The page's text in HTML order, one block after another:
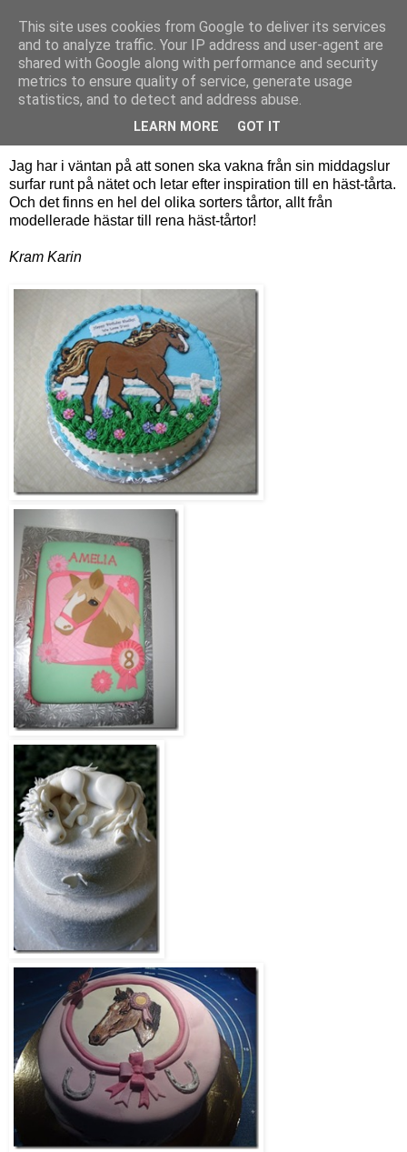
Bagerskan
onsdag 8 september 2010
Jag har i väntan på att sonen ska vakna från sin middagslur
surfar runt på nätet och letar efter inspiration till en häst-tårta.
Och det finns en hel del olika sorters tårtor, allt från
modellerade hästar till rena häst-tårtor!
Kram Karin
This site uses cookies from Google to deliver its services
and to analyze traffic. Your IP address and user-agent are
shared with Google along with performance and security
metrics to ensure quality of service, generate usage
statistics, and to detect and address abuse.
LEARN MORE GOT IT